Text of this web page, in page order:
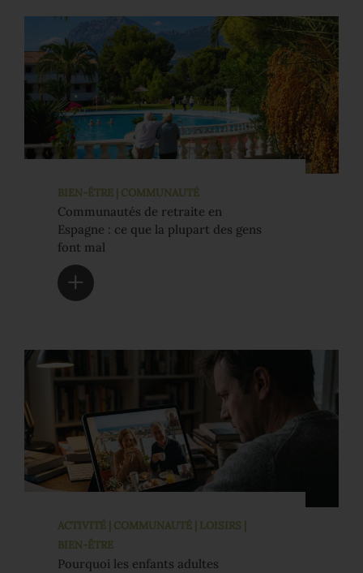
BIEN-ÊTRE | COMMUNAUTÉ
Communautés de retraite en
Espagne : ce que la plupart des gens
font mal
ACTIVITÉ | COMMUNAUTÉ | LOISIRS |
BIEN-ÊTRE
Pourquoi les enfants adultes